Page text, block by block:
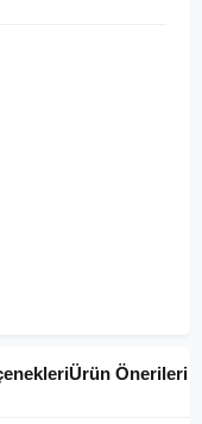
Ürün Önerileri